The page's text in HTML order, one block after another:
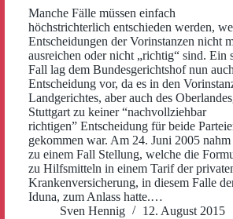
Manche Fälle müssen einfach
höchstrichterlich entschieden werden,
Entscheidungen der Vorinstanzen nicht
ausreichen oder nicht „richtig“ sind. Ein
Fall lag dem Bundesgerichtshof nun
Entscheidung vor, da es in den
Landgerichtes, aber auch des
Stuttgart zu keiner “nachvollziehbar
richtigen” Entscheidung für beide
gekommen war. Am 24. Juni 2005
zu einem Fall Stellung, welche die
zu Hilfsmitteln in einem Tarif der
Krankenversicherung, in diesem Falle
Iduna, zum Anlass hatte.…
Sven Hennig
12. August 2015